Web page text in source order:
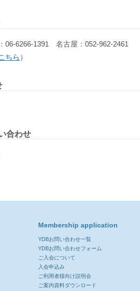
06-6266-1391 名古屋：052-962-2461
ちら ）
合わせ
Membership application
YDBお問い合わせ一覧
YDBお問い合わせフォーム
ご入会について
入会申込み
ご利用者様向け説明会
ご案内資料ダウンロード